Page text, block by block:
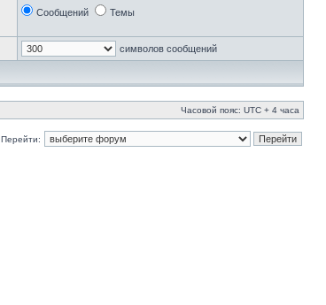
Сообщений Темы
символов сообщений
Часовой пояс: UTC + 4 часа
Перейти: